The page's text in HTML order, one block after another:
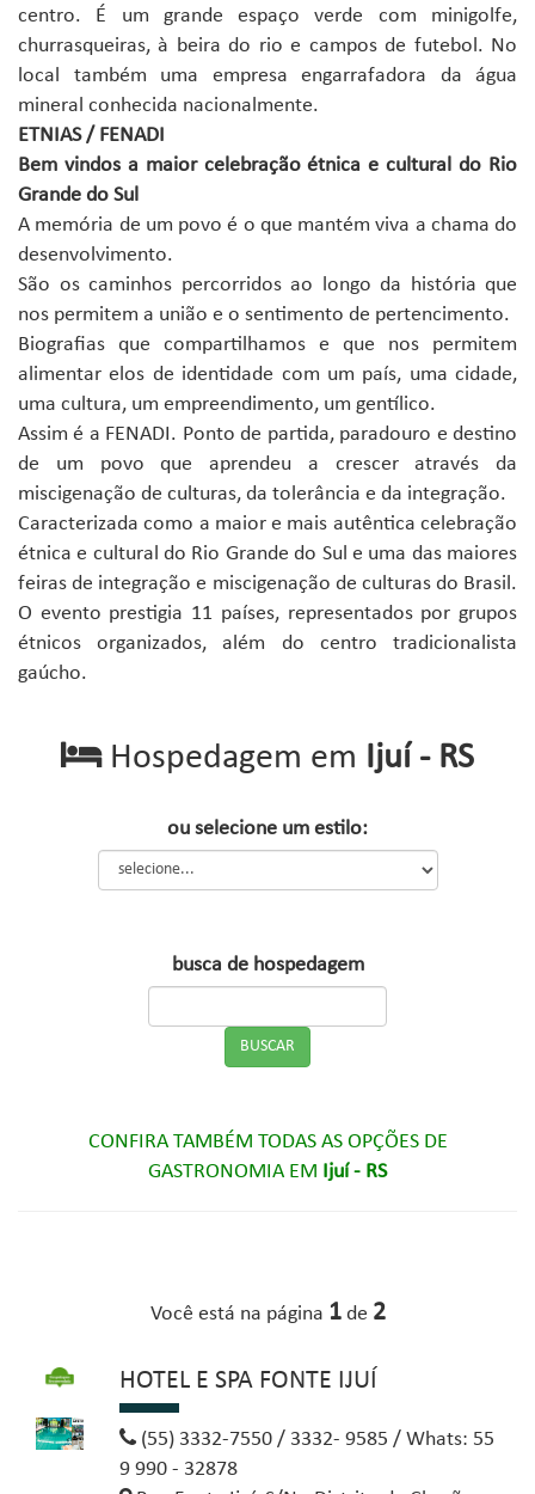
centro. É um grande espaço verde com minigolfe,
churrasqueiras, à beira do rio e campos de futebol. No
local também uma empresa engarrafadora da água
mineral conhecida nacionalmente.
ETNIAS / FENADI
Bem vindos a maior celebração étnica e cultural do Rio
Grande do Sul
A memória de um povo é o que mantém viva a chama do
desenvolvimento.
São os caminhos percorridos ao longo da história que
nos permitem a união e o sentimento de pertencimento.
Biografias que compartilhamos e que nos permitem
alimentar elos de identidade com um país, uma cidade,
uma cultura, um empreendimento, um gentílico.
Assim é a FENADI. Ponto de partida, paradouro e destino
de um povo que aprendeu a crescer através da
miscigenação de culturas, da tolerância e da integração.
Caracterizada como a maior e mais autêntica celebração
étnica e cultural do Rio Grande do Sul e uma das maiores
feiras de integração e miscigenação de culturas do Brasil.
O evento prestigia 11 países, representados por grupos
étnicos organizados, além do centro tradicionalista
gaúcho.
Hospedagem em Ijuí - RS
ou selecione um estilo:
busca de hospedagem
CONFIRA TAMBÉM TODAS AS OPÇÕES DE
GASTRONOMIA EM Ijuí - RS
Você está na página 1de 2
HOTEL E SPA FONTE IJUÍ
(55) 3332-7550 / 3332- 9585 / Whats: 55
9 990 - 32878